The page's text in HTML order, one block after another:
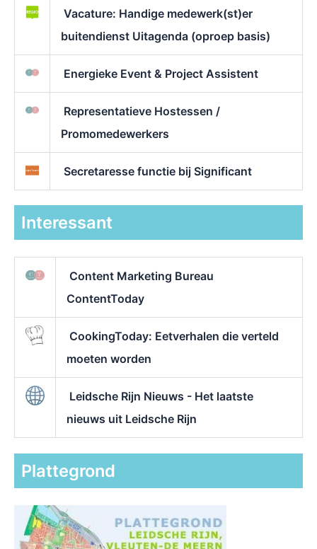
Vacature: Handige medewerk(st)er
buitendienst Uitagenda (oproep basis)
Energieke Event & Project Assistent
Representatieve Hostessen /
Promomedewerkers
Secretaresse functie bij Significant
Interessant
Content Marketing Bureau
ContentToday
CookingToday: Eetverhalen die verteld
moeten worden
Leidsche Rijn Nieuws - Het laatste
nieuws uit Leidsche Rijn
Plattegrond